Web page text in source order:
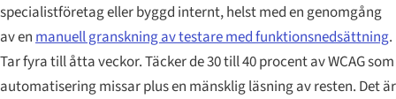
specialistföretag eller byggd internt, helst med en genomgång
av enmanuell granskning av testare med funktionsnedsättning.
Tar fyra till åtta veckor. Täcker de 30 till 40 procent av WCAG som
automatisering missar plus en mänsklig läsning av resten. Det är